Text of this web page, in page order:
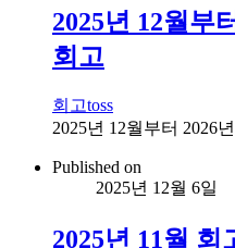
2025년 12월부
회고
회고toss
2025년 12월부터 2026
Published on
2025년 12월 6일
2025년 11월 회